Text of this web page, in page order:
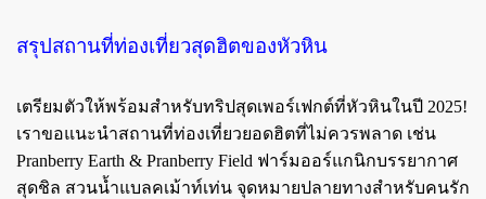
สรุปสถานที่ท่องเที่ยวสุดฮิตของหัวหิน
เตรียมตัวให้พร้อมสำหรับทริปสุดเพอร์เฟกต์ที่หัวหินในปี 2025!
เราขอแนะนำสถานที่ท่องเที่ยวยอดฮิตที่ไม่ควรพลาด เช่น
Pranberry Earth & Pranberry Field ฟาร์มออร์แกนิกบรรยากาศ
สุดชิล สวนน้ำแบลคเม้าท์เท่น จุดหมายปลายทางสำหรับคนรัก